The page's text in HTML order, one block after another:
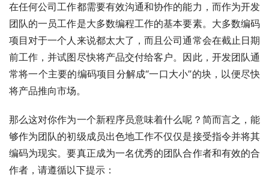
在任何公司工作都需要有效沟通和协作的能力，而作为开发
团队的一员工作是大多数编程工作的基本要素。大多数编码
项目对于一个人来说都太大了，而且公司通常会在截止日期
前工作，并试图尽快将产品交付给客户。因此，开发团队通
常将一个主要的编码项目分解成“一口大小”的块，以便尽快
将产品推向市场。
那么这对你作为一个新程序员意味着什么呢？简而言之，能
够作为团队的初级成员出色地工作不仅仅是接受指令并将其
编码为现实。要真正成为一名优秀的团队合作者和有效的合
作者，请遵循以下提示：